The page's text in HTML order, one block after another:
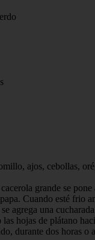
ajos, cebollas,
cacerola grande se
Cuando esté frio
agrega una
hojas de plátano
durante dos horas o